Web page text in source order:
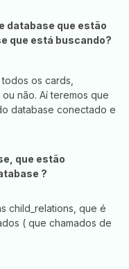
database que estão
que está buscando?
os cards,
não. Aí teremos que
database conectado e
que estão
?
child_relations, que é
( que chamados de